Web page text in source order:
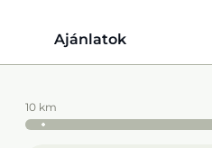
Ajánlatok
10 km